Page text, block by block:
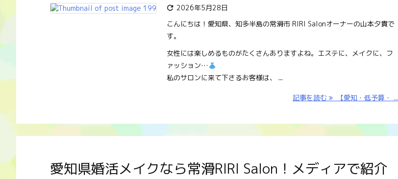
 2026年5月28日
こんにちは！愛知県、知多半島の常滑市 RIRI Salonオーナーの山本夕貴で
す。
女性には楽しめるものがたくさんありますよね。エステに、メイクに、フ
ァッション…
私のサロンに来て下さるお客様は、 ...
記事を読む 【愛知・低予算・ ...
愛知県婚活メイクなら常滑RIRI Salon！メディアで紹介